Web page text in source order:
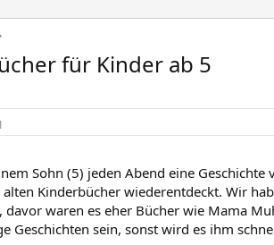
für Kinder ab 5
Sohn (5) jeden Abend eine
Kinderbücher wiederentdeckt. Wir
davor waren es eher Bücher wie Mama
Geschichten sein, sonst wird es ihm